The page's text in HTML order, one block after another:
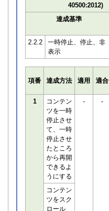
40500:2012)
達成基準
2.2.2
一時停止、停止、非
表示
項番 達成方法 適用 適合
1
コンテン
ツを一時
停止させ
て、一時
停止させ
たところ
から再開
できるよ
うにする
- -
コンテン
ツをスク
ロール